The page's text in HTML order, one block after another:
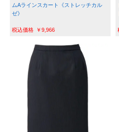
ムAラインスカート《ストレッチカル
ゼ》
￥9,966